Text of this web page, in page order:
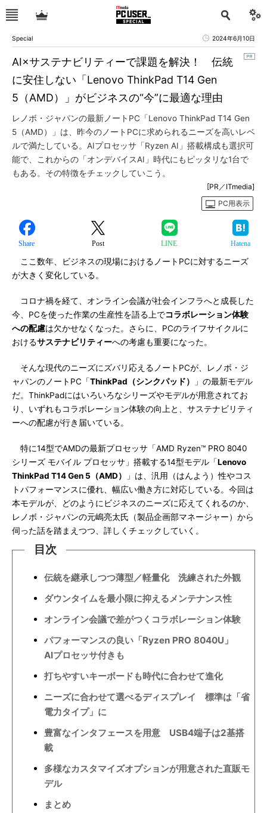
Special 2024年6月10日
AI×サステナビリティーで課題を解決！ 伝統
に安住しない「Lenovo ThinkPad T14 Gen
5（AMD）」がビジネスの“今”に最適な理由
レノボ・ジャパンの最新ノートPC「Lenovo ThinkPad T14 Gen
5（AMD）」は、昨今のノートPCに求められるニーズを高いレベ
ルで満たしている。AIプロセッサ「Ryzen AI」搭載構成も選択可
能で、これからの「オンデバイスAI」時代にもピッタリな1台で
もある。その特徴をチェックしていこう。
[PR／ITmedia]
PC用表示
Share Post LINE Hatena
ここ数年、ビジネスの現場におけるノートPCに対するニーズ
が大きく変化している。
コロナ禍を経て、オンライン会議が社会インフラへと成長した
今、PCを使った作業の生産性を語る上でコラボレーション体験
への配慮は欠かせなくなった。さらに、PCのライフサイクルに
おけるサステナビリティーへの考慮も重要になった。
そんな現代のニーズにズバリ応えるノートPCが、レノボ・ジ
ャパンのノートPC「ThinkPad（シンクパッド）
」の最新モデル
だ。ThinkPadにはいろいろなシリーズやモデルが用意されてお
り、いずれもコラボレーション体験の向上と、サステナビリティ
ーへの配慮が行き届いている。
特に14型でAMDの最新プロセッサ「AMD Ryzen™ PRO 8040
シリーズ モバイル プロセッサ」搭載する14型モデル「Lenovo
ThinkPad T14 Gen 5（AMD）
」は、汎用（はんよう）性やコス
トパフォーマンスに優れ、幅広い働き方に対応している。今回は
本モデルが、どのようにビジネスのニーズに応えてくれるのか、
レノボ・ジャパンの元嶋亮太氏（製品企画部マネージャー）から
伺った話を踏まえつつ、詳しくチェックしていく。
目次
伝統を継承しつつ薄型／軽量化 洗練された外観
ダウンタイムを最小限に抑えるメンテナンス性
オンライン会議で差がつくコラボレーション体験
パフォーマンスの良い「Ryzen PRO 8040U」
AIプロセッサ付きも
打ちやすいキーボードも時代に合わせて進化
ニーズに合わせて選べるディスプレイ 標準は「省
電力タイプ」に
豊富なインタフェースを用意 USB4端子は2基搭
載
多様なカスタマイズオプションが用意された直販モ
デル
まとめ